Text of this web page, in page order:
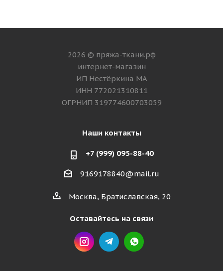
2026 © пряжа-ткани.рф
интернет-магазин
ИП Нестёркина МА
ИНН 772021310811
ОГРНИП 319774600703059
Наши контакты
+7 (999) 095-88-40
9169178840@mail.ru
Москва, Братиславская, 20
Оставайтесь на связи